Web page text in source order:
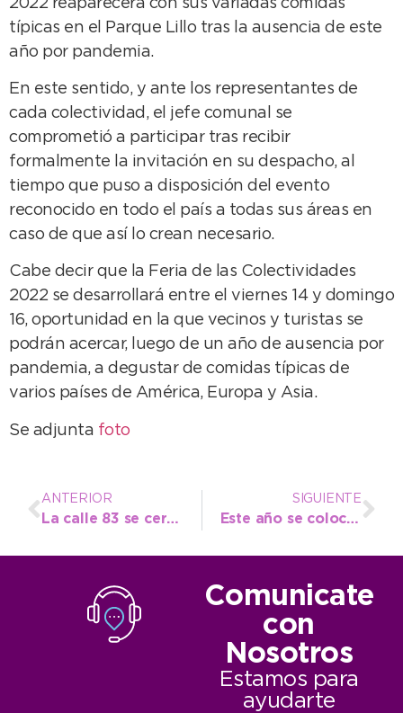
2022 reaparecerá con sus variadas comidas
típicas en el Parque Lillo tras la ausencia de este
año por pandemia.
En este sentido, y ante los representantes de
cada colectividad, el jefe comunal se
comprometió a participar tras recibir
formalmente la invitación en su despacho, al
tiempo que puso a disposición del evento
reconocido en todo el país a todas sus áreas en
caso de que así lo crean necesario.
Cabe decir que la Feria de las Colectividades
2022 se desarrollará entre el viernes 14 y domingo
16, oportunidad en la que vecinos y turistas se
podrán acercar, luego de un año de ausencia por
pandemia, a degustar de comidas típicas de
varios países de América, Europa y Asia.
Se adjunta foto
ANTERIOR
La calle 83 se cerró al tránsito vehicular y ya está habilitada como peatonal
SIGUIENTE
Este año se colocaron más de 4 mil metros de cloaca y agua por el convenio vecino-municipio
Comunicate
con
Nosotros
Estamos para
ayudarte